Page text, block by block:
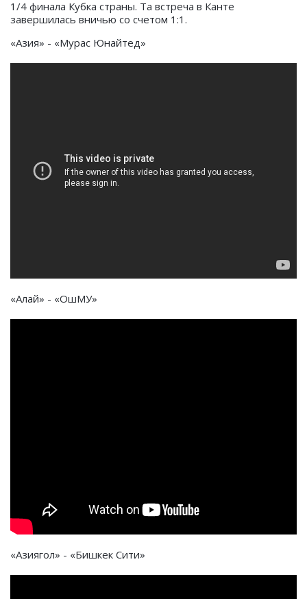
1/4 финала Кубка страны. Та встреча в Канте
завершилась вничью со счетом 1:1.
«Азия» - «Мурас Юнайтед»
«Алай» - «ОшМУ»
«Азиягол» - «Бишкек Сити»